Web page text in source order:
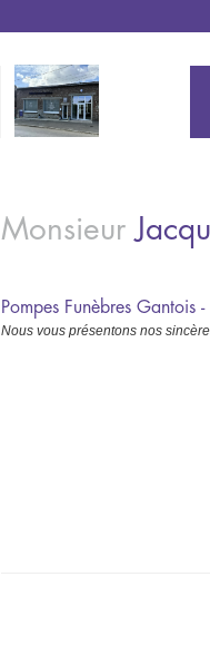
Monsieur
Pompes Funèbres
Nous vous présentons nos